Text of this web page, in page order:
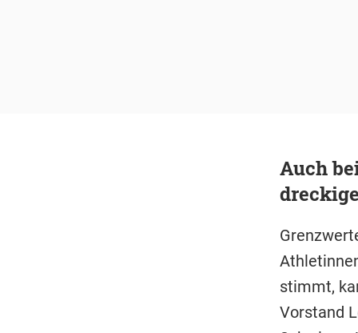
Auch
stimmt,
Vorstand